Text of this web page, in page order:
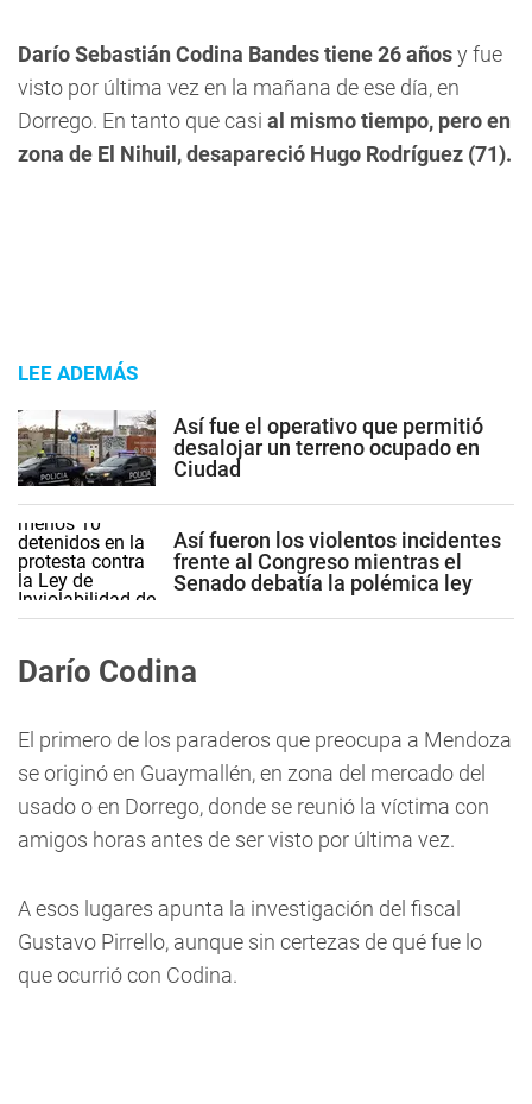
Darío Sebastián Codina Bandes tiene 26 añosy fue
visto por última vez en la mañana de ese día, en
Dorrego. En tanto que casi al mismo tiempo, pero en
zona de El Nihuil, desapareció Hugo Rodríguez (71).
LEE ADEMÁS
Así fue el operativo que permitió
desalojar un terreno ocupado en
Ciudad
Así fueron los violentos incidentes
frente al Congreso mientras el
Senado debatía la polémica ley
Darío Codina
El primero de los paraderos que preocupa a Mendoza
se originó en Guaymallén, en zona del mercado del
usado o en Dorrego, donde se reunió la víctima con
amigos horas antes de ser visto por última vez.
A esos lugares apunta la investigación del fiscal
Gustavo Pirrello, aunque sin certezas de qué fue lo
que ocurrió con Codina.